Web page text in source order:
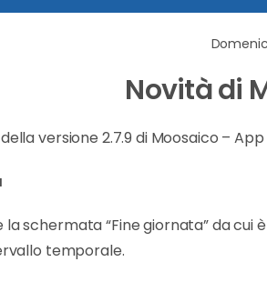
Novità di
versione 2.7.9 di Moosaico –
la schermata “Fine giornata” da
temporale.